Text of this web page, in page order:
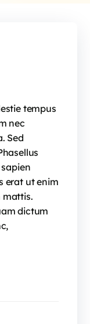
tempus
nec
Sed
erat ut enim
mattis.
dictum